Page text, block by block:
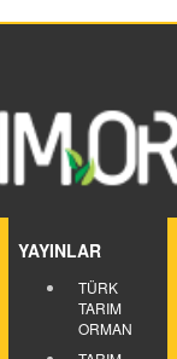
YAYINLAR
TÜRK
TARIM
ORMAN